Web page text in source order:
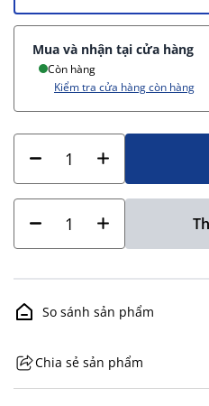
Mua và nhận tại cửa hàng
Còn hàng
Kiểm tra cửa hàng còn hàng
So sánh sản phẩm
GHS07 - Advarsel
Chia sẻ sản phẩm